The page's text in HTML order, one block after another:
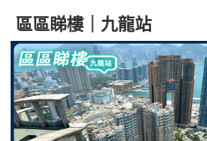
區區睇樓｜九龍站